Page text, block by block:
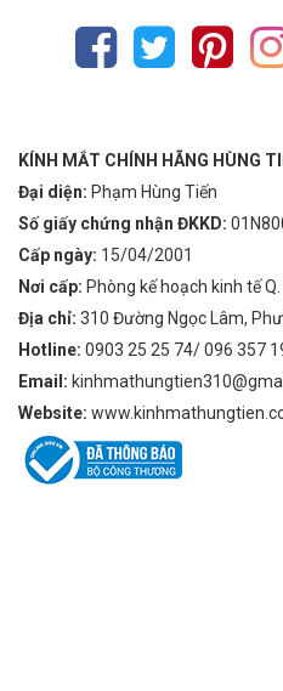
KÍNH MẮT CHÍNH HÃNG HÙNG
Đại diện: Phạm Hùng Tiến
Số giấy chứng nhận ĐKKD:
Cấp ngày: 15/04/2001
Nơi cấp: Phòng kế hoạch kinh tế
Địa chỉ: 310 Đường Ngọc Lâm,
Hotline: 0903 25 25 74/ 096 357
Email:
Website: